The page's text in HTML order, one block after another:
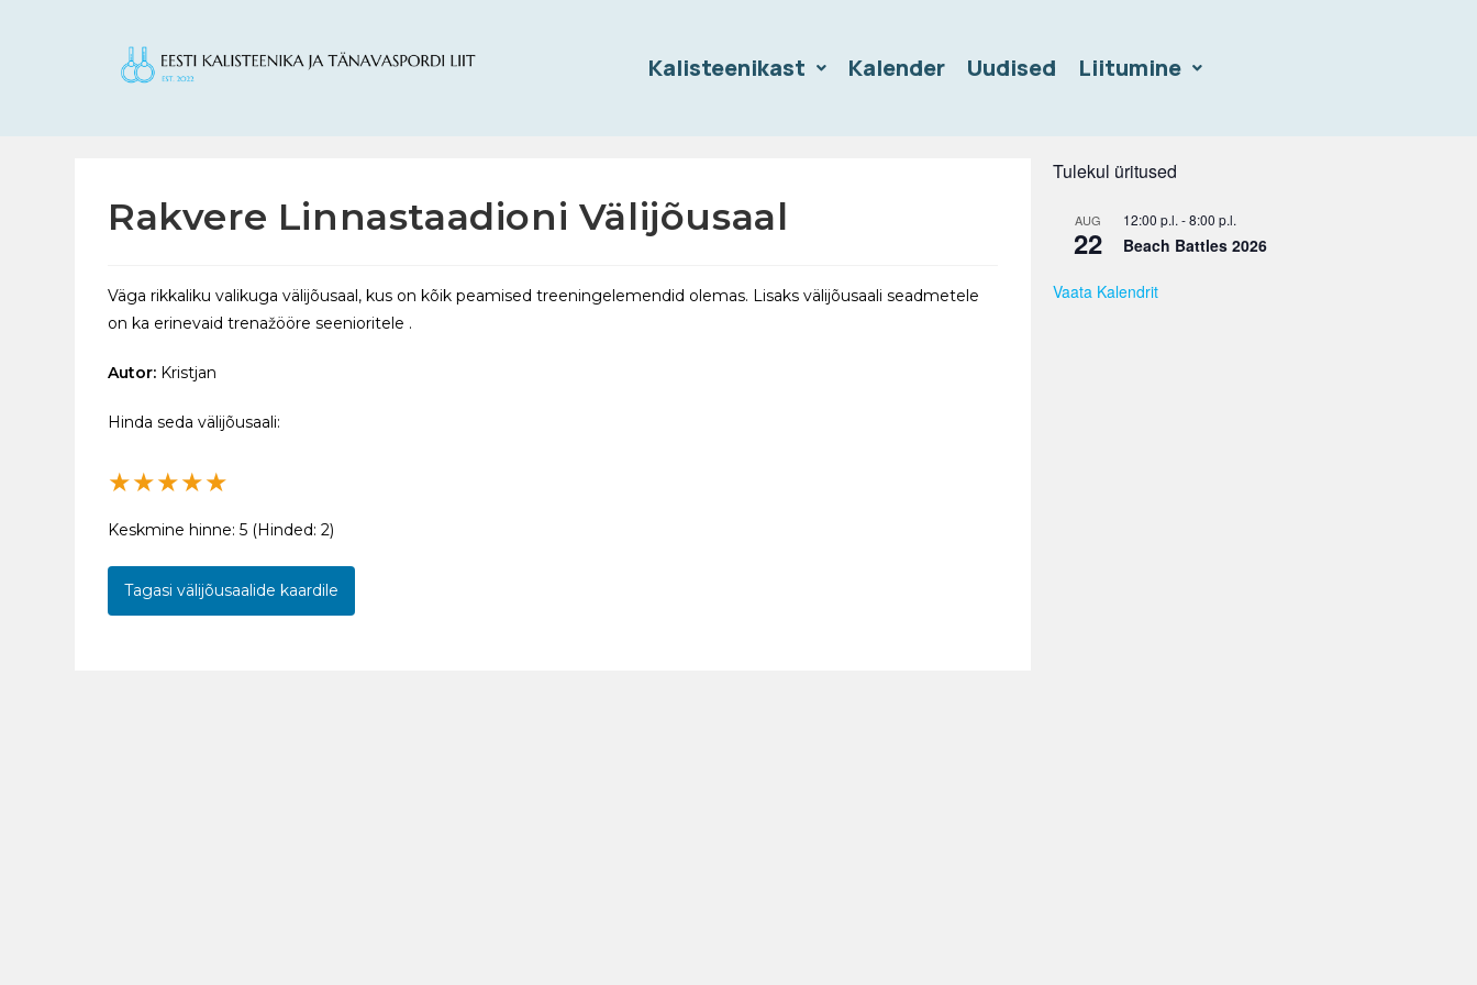
Kalisteenikast Kalender Uudised Liitumine
Rakvere Linnastaadioni Välijõusaal
Väga rikkaliku valikuga välijõusaal, kus on kõik peamised treeningelemendid olemas. Lisaks välijõusaali seadmetele
on ka erinevaid trenažööre seenioritele .
Autor: Kristjan
Hinda seda välijõusaali:
★★★★★
Keskmine hinne: 5 (Hinded: 2)
Tagasi välijõusaalide kaardile
Tulekul üritused
AUG
22
12:00 p.l. -8:00 p.l.
Beach Battles 2026
Vaata Kalendrit